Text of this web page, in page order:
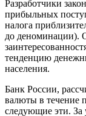
Разработчики
прибыльных
налога
до деноминации).
тенденцию
населения.
Банк России,
валюты в течение
следующие эти. За